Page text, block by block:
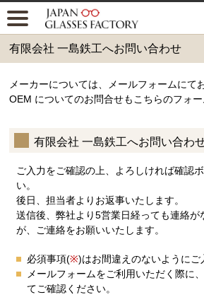
有限会社 一島鉄工へお問い合わせ
メーカーについては、メールフォームにて
OEM についてのお問合せもこちらのフォー
有限会社 一島鉄工へお問い合わ
ご入力をご確認の上、よろしければ確認
い。
後日、担当者よりお返事いたします。
送信後、弊社より5営業日経っても連絡が
が、ご連絡をお願いいたします。
必須事項(※)はお間違えのないようにご
メールフォームをご利用いただく際に
てご確認ください。